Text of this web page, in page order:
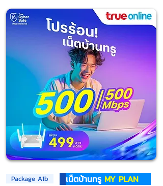
Package A1b เน็ตบ้านทรู MY PLAN